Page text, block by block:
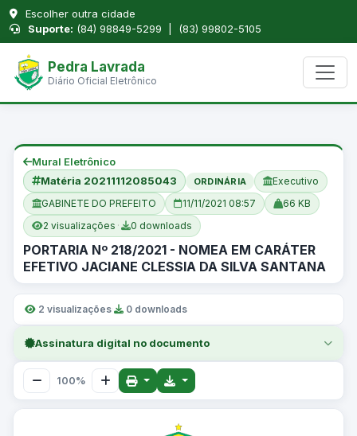
Escolher outra cidade
Suporte: (84) 98849-5299 | (83) 99802-5105
Pedra Lavrada
Diário Oficial Eletrônico
Mural Eletrônico
Matéria 20211112085043
ORDINÁRIA
Executivo
GABINETE DO PREFEITO
11/11/2021 08:57
66 KB
2 visualizações · 0 downloads
PORTARIA Nº 218/2021 - NOMEA EM CARÁTER
EFETIVO JACIANE CLESSIA DA SILVA SANTANA
2 visualizações 0 downloads
Assinatura digital no documento
100%